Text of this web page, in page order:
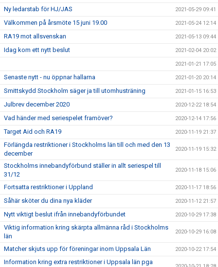
Ny ledarstab för HJ/JAS 2021-05-29 09:41
Välkommen på årsmöte 15 juni 19.00 2021-05-24 12:14
RA19 mot allsvenskan 2021-05-13 09:44
Idag kom ett nytt beslut 2021-02-04 20:02
2021-01-21 17:05
Senaste nytt - nu öppnar hallarna 2021-01-20 20:14
Smittskydd Stockholm säger ja till utomhusträning 2021-01-15 16:53
Julbrev december 2020 2020-12-22 18:54
Vad händer med seriespelet framöver? 2020-12-14 17:56
Target Aid och RA19 2020-11-19 21:37
Förlängda restriktioner i Stockholms län till och med den 13
december
2020-11-19 15:32
Stockholms innebandyförbund ställer in allt seriespel till
31/12
2020-11-18 15:06
Fortsatta restriktioner i Uppland 2020-11-17 18:56
Såhär sköter du dina nya kläder 2020-11-12 21:57
Nytt viktigt beslut ifrån innebandyförbundet 2020-10-29 17:38
Viktig information kring skärpta allmänna råd i Stockholms
län
2020-10-29 16:08
Matcher skjuts upp för föreningar inom Uppsala Län 2020-10-22 17:54
Information kring extra restriktioner i Uppsala län pga